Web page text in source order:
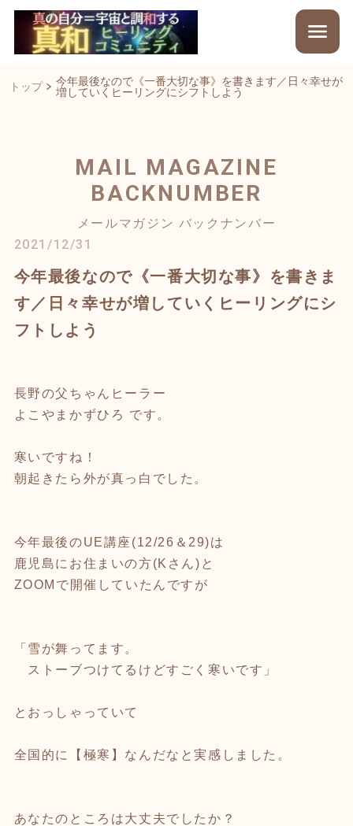
トップ
今年最後なので《一番大切な事》を書きます／日々幸せが
増していくヒーリングにシフトしよう
MAIL MAGAZINE
BACKNUMBER
メールマガジン バックナンバー
2021/12/31
今年最後なので《一番大切な事》を書きま
す／日々幸せが増していくヒーリングにシ
フトしよう
長野の父ちゃんヒーラー
よこやまかずひろ です。
寒いですね！
朝起きたら外が真っ白でした。
今年最後のUE講座(12/26＆29)は
鹿児島にお住まいの方(Kさん)と
ZOOMで開催していたんですが
「雪が舞ってます。
ストーブつけてるけどすごく寒いです」
とおっしゃっていて
全国的に【極寒】なんだなと実感しました。
あなたのところは大丈夫でしたか？